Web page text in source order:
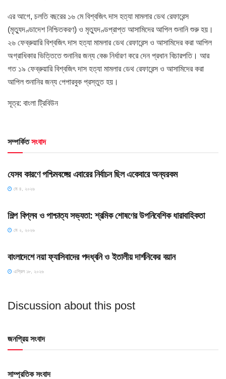
এর আগে, চলতি বছরের ১৬ মে বিশ্বজিৎ দাস হত্যা মামলার ডেথ রেফারেন্স
(মৃত্যুদণ্ডাদেশ নিশ্চিতকরণ) ও মৃত্যুদণ্ডপ্রাপ্ত আসামিদের আপিল শুনানি শুরু হয়।
২৬ ফেব্রুয়ারি বিশ্বজিৎ দাস হত্যা মামলার ডেথ রেফারেন্স ও আসামিদের করা আপিল
অগ্রাধিকার ভিত্তিতে শুনানির জন্য বেঞ্চ নির্ধারণ করে দেন প্রধান বিচারপতি। আর
গত ১৯ ফেব্রুয়ারি বিশ্বজিৎ দাস হত্যা মামলার ডেথ রেফারেন্স ও আসামিদের করা
আপিল শুনানির জন্য পেপারবুক প্রস্তুত হয়।
সূত্র: বাংলা ট্রিবিউন
সম্পর্কিতসংবাদ
HOME POST
যেসব কারণে পশ্চিমবঙ্গের এবারের নির্বাচন ছিল একেবারে অন্যরকম
মে ৪, ২০২৬
শিল্প বিপ্লব ও পাশ্চাত্য সভ্যতা: শ্রমিক শোষণের উপনিবেশিক ধারাবাহিকতা
মে ২, ২০২৬
বাংলাদেশে নয়া ফ্যাসিবাদের পদধ্বনি ও ইতালীয় দার্শনিকের বয়ান
এপ্রিল ১৮, ২০২৬
Discussion about this post
জনপ্রিয় সংবাদ
সাম্প্রতিক সংবাদ